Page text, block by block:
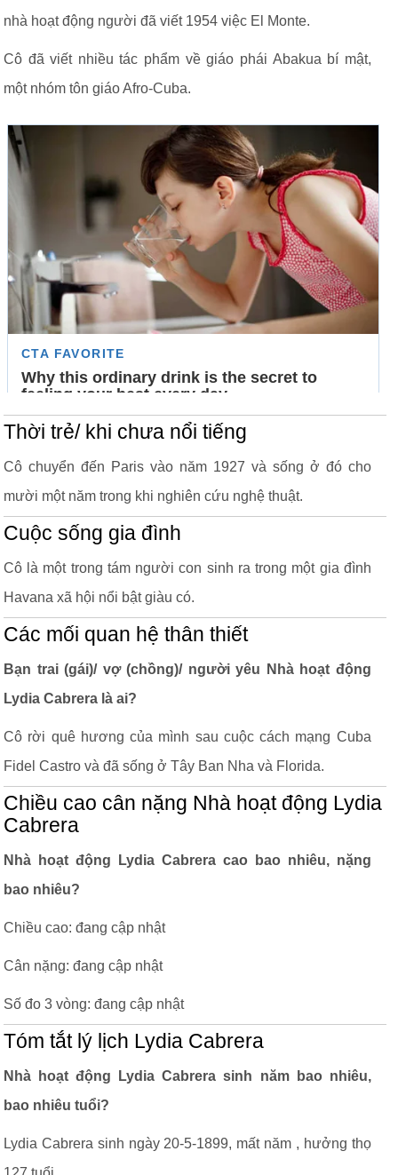
nhà hoạt động người đã viết 1954 việc El Monte.
Cô đã viết nhiều tác phẩm về giáo phái Abakua bí mật,
một nhóm tôn giáo Afro-Cuba.
Thời trẻ/ khi chưa nổi tiếng
Cô chuyển đến Paris vào năm 1927 và sống ở đó cho
mười một năm trong khi nghiên cứu nghệ thuật.
Cuộc sống gia đình
Cô là một trong tám người con sinh ra trong một gia đình
Havana xã hội nổi bật giàu có.
Các mối quan hệ thân thiết
Bạn trai (gái)/ vợ (chồng)/ người yêu Nhà hoạt động
Lydia Cabrera là ai?
Cô rời quê hương của mình sau cuộc cách mạng Cuba
Fidel Castro và đã sống ở Tây Ban Nha và Florida.
Chiều cao cân nặng Nhà hoạt động Lydia
Cabrera
Nhà hoạt động Lydia Cabrera cao bao nhiêu, nặng
bao nhiêu?
Chiều cao: đang cập nhật
Cân nặng: đang cập nhật
Số đo 3 vòng: đang cập nhật
Tóm tắt lý lịch Lydia Cabrera
Nhà hoạt động Lydia Cabrera sinh năm bao nhiêu,
bao nhiêu tuổi?
Lydia Cabrera sinh ngày 20-5-1899, mất năm , hưởng thọ